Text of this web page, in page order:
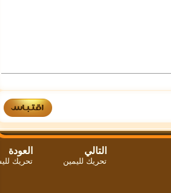
العودة
تحريك لليسار
التالي
تحريك لليمين